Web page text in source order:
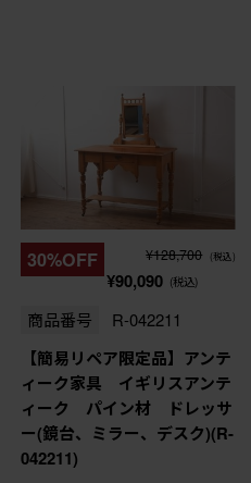
30%OFF ¥128,700 (税込)
¥90,090 (税込)
商品番号 R-042211
【簡易リペア限定品】アンテ
ィーク家具 イギリスアンテ
ィーク パイン材 ドレッサ
ー(鏡台、ミラー、デスク)(R-
042211)